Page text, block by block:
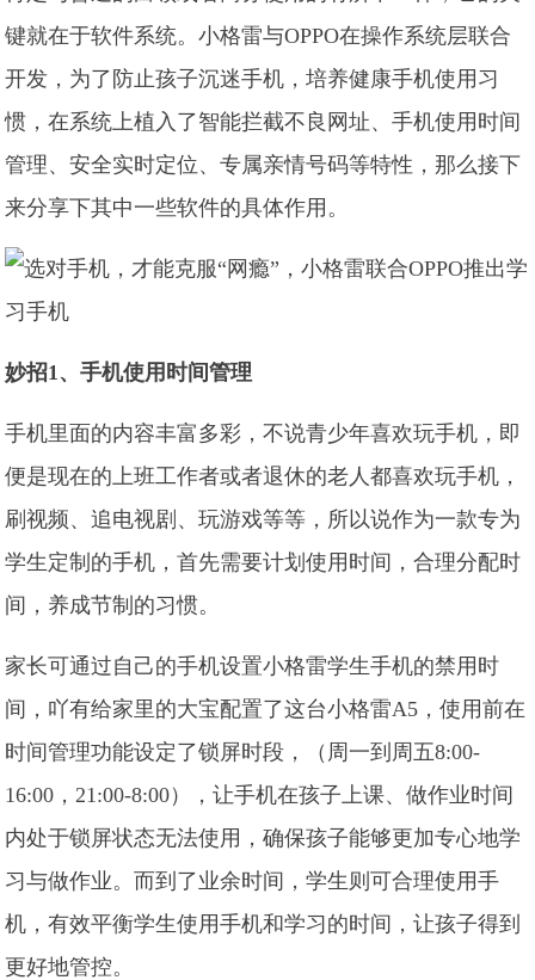
键就在于软件系统。小格雷与OPPO在操作系统层联合
开发，为了防止孩子沉迷手机，培养健康手机使用习
惯，在系统上植入了智能拦截不良网址、手机使用时间
管理、安全实时定位、专属亲情号码等特性，那么接下
来分享下其中一些软件的具体作用。
妙招1、手机使用时间管理
手机里面的内容丰富多彩，不说青少年喜欢玩手机，即
便是现在的上班工作者或者退休的老人都喜欢玩手机，
刷视频、追电视剧、玩游戏等等，所以说作为一款专为
学生定制的手机，首先需要计划使用时间，合理分配时
间，养成节制的习惯。
家长可通过自己的手机设置小格雷学生手机的禁用时
间，吖有给家里的大宝配置了这台小格雷A5，使用前在
时间管理功能设定了锁屏时段，（周一到周五8:00-
16:00，21:00-8:00），让手机在孩子上课、做作业时间
内处于锁屏状态无法使用，确保孩子能够更加专心地学
习与做作业。而到了业余时间，学生则可合理使用手
机，有效平衡学生使用手机和学习的时间，让孩子得到
更好地管控。